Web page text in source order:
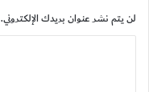
لن يتم نشر عنوان بريدك الإلكتروني.